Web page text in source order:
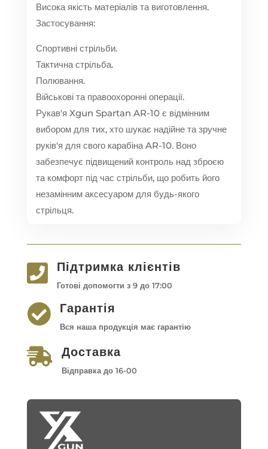
Висока якість матеріалів та виготовлення.
Застосування:
Спортивні стрільби.
Тактична стрільба.
Полювання.
Військові та правоохоронні операції.
Рукав'я Xgun Spartan AR-10 є відмінним
вибором для тих, хто шукає надійне та зручне
руків'я для свого карабіна AR-10. Воно
забезпечує підвищений контроль над зброєю
та комфорт під час стрільби, що робить його
незамінним аксесуаром для будь-якого
стрільця.
 Підтримка клієнтів
Готові допомогти з 9 до 17:00
 Гарантія
Вся наша продукція має гарантію
 Доставка
Відправка до 16-00